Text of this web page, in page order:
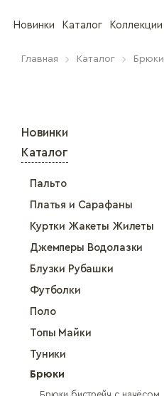
Новинки Каталог Коллекции
Главная Каталог Брюки
Новинки
Каталог
Пальто
Платья и Сарафаны
Куртки Жакеты Жилеты
Джемперы Водолазки
Блузки Рубашки
Футболки
Поло
Топы Майки
Туники
Брюки